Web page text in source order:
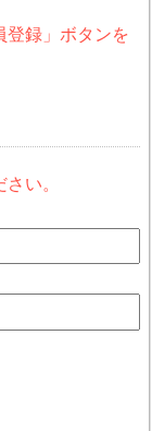
登録」ボタンを
い。